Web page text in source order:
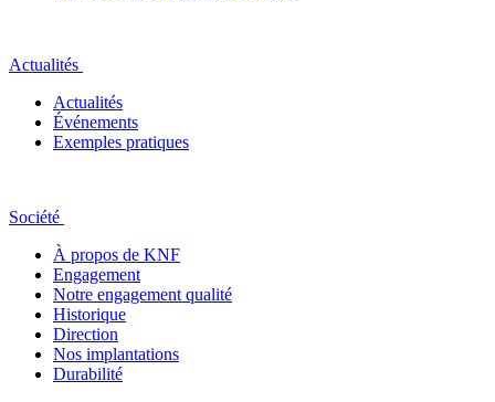
Actualités
Actualités
Événements
Exemples pratiques
Société
À propos de KNF
Engagement
Notre engagement qualité
Historique
Direction
Nos implantations
Durabilité